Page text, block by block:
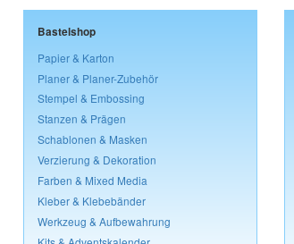
Bastelshop
Papier & Karton
Planer & Planer-Zubehör
Stempel & Embossing
Stanzen & Prägen
Schablonen & Masken
Verzierung & Dekoration
Farben & Mixed Media
Kleber & Klebebänder
Werkzeug & Aufbewahrung